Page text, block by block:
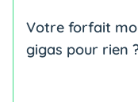
Votre forfait
gigas pour rien